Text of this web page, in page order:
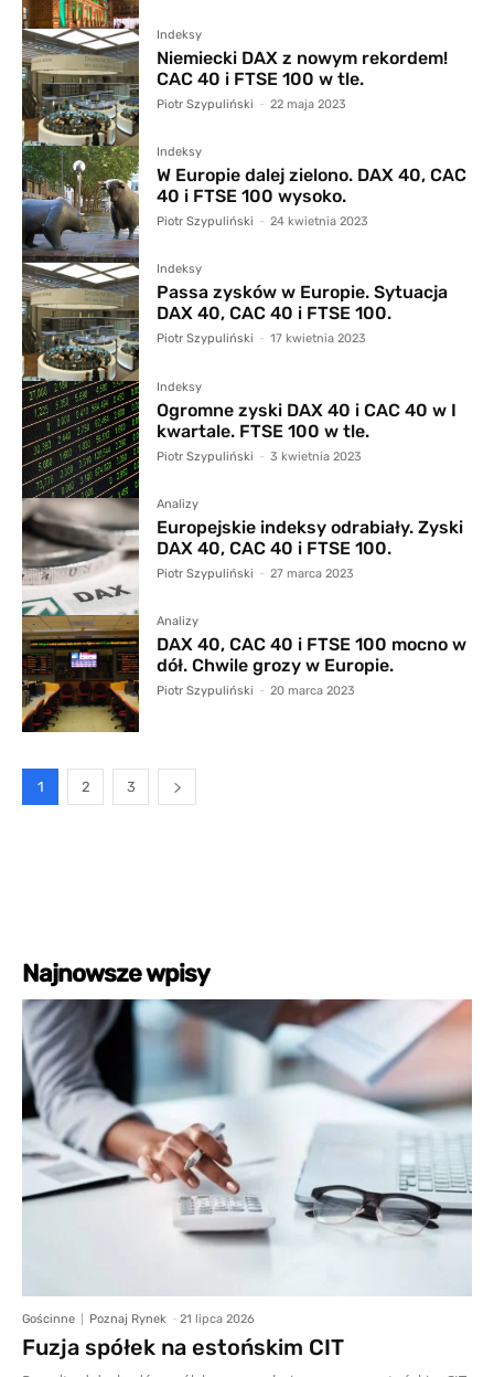
Indeksy
Niemiecki DAX z nowym rekordem!
CAC 40 i FTSE 100 w tle.
Piotr Szypuliński - 22 maja 2023
Indeksy
W Europie dalej zielono. DAX 40, CAC
40 i FTSE 100 wysoko.
Piotr Szypuliński - 24 kwietnia 2023
Indeksy
Passa zysków w Europie. Sytuacja
DAX 40, CAC 40 i FTSE 100.
Piotr Szypuliński - 17 kwietnia 2023
Indeksy
Ogromne zyski DAX 40 i CAC 40 w I
kwartale. FTSE 100 w tle.
Piotr Szypuliński - 3 kwietnia 2023
Analizy
Europejskie indeksy odrabiały. Zyski
DAX 40, CAC 40 i FTSE 100.
Piotr Szypuliński - 27 marca 2023
Analizy
DAX 40, CAC 40 i FTSE 100 mocno w
dół. Chwile grozy w Europie.
Piotr Szypuliński - 20 marca 2023
1 2 3
Najnowsze wpisy
Gościnne Poznaj Rynek - 21 lipca 2026
Fuzja spółek na estońskim CIT